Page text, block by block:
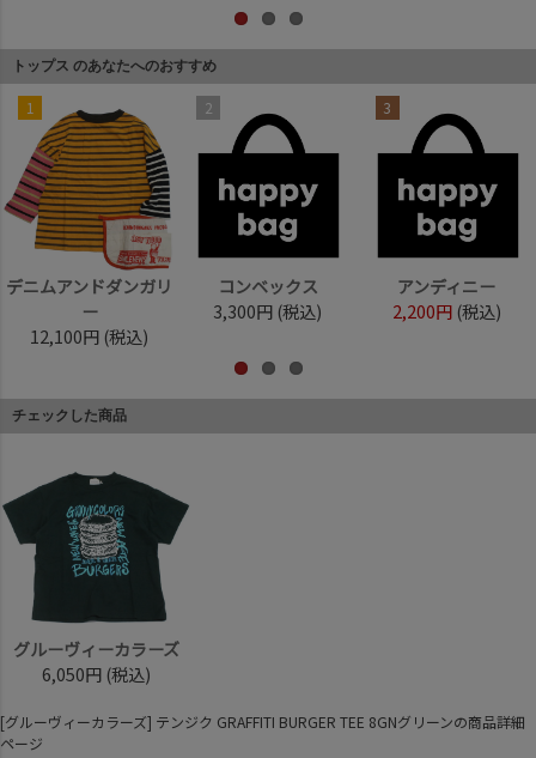
トップス のあなたへのおすすめ
1
デニムアンドダンガリ
ー
12,100円 (税込)
2
コンベックス
3,300円 (税込)
3
アンディニー
2,200円 (税込)
チェックした商品
グルーヴィーカラーズ
6,050円 (税込)
[グルーヴィーカラーズ] テンジク GRAFFITI BURGER TEE 8GNグリーンの商品詳細
ページ